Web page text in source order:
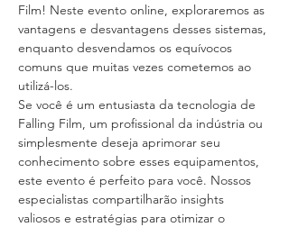
Film! Neste evento online, exploraremos as
vantagens e desvantagens desses sistemas,
enquanto desvendamos os equívocos
comuns que muitas vezes cometemos ao
utilizá-los.
Se você é um entusiasta da tecnologia de
Falling Film, um profissional da indústria ou
simplesmente deseja aprimorar seu
conhecimento sobre esses equipamentos,
este evento é perfeito para você. Nossos
especialistas compartilharão insights
valiosos e estratégias para otimizar o